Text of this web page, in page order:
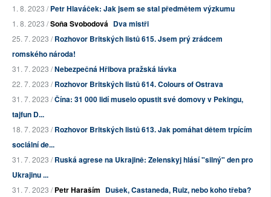
1. 8. 2023 /Petr Hlaváček: Jak jsem se stal předmětem výzkumu
1. 8. 2023 /Soňa Svobodová Dva mistři
25. 7. 2023 /Rozhovor Britských listů 615. Jsem prý zrádcem
romského národa!
31. 7. 2023 /Nebezpečná Hřibova pražská lávka
22. 7. 2023 /Rozhovor Britských listů 614. Colours of Ostrava
31. 7. 2023 /Čína: 31 000 lidí muselo opustit své domovy v Pekingu,
tajfun D...
18. 7. 2023 /Rozhovor Britských listů 613. Jak pomáhat dětem trpícím
sociální de...
31. 7. 2023 /Ruská agrese na Ukrajině: Zelenskyj hlásí "silný" den pro
Ukrajinu ...
31. 7. 2023 /Petr Haraším Dušek, Castaneda, Ruiz, nebo koho třeba?